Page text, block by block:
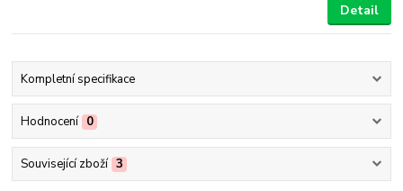
Detail
Kompletní specifikace
Hodnocení 0
Související zboží 3